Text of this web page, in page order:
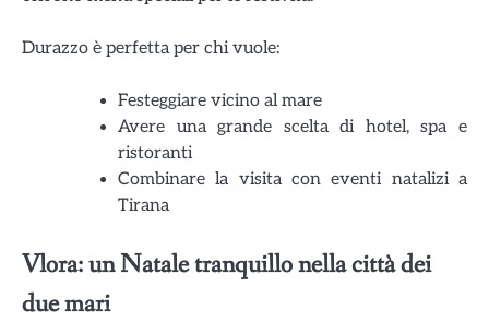
Durazzo è perfetta per chi vuole:
Festeggiare vicino al mare
Avere una grande scelta di hotel, spa e
ristoranti
Combinare la visita con eventi natalizi a
Tirana
Vlora: un Natale tranquillo nella città dei
due mari